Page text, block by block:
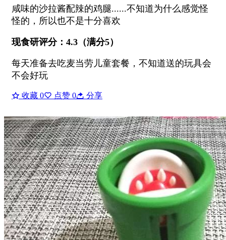
咸味的沙拉酱配辣的鸡腿......不知道为什么感觉怪
怪的，所以也不是十分喜欢
现食研评分：4.3（满分5）
每天准备去吃麦当劳儿童套餐，不知道送的玩具会
不会好玩
收藏 0 点赞 0 分享